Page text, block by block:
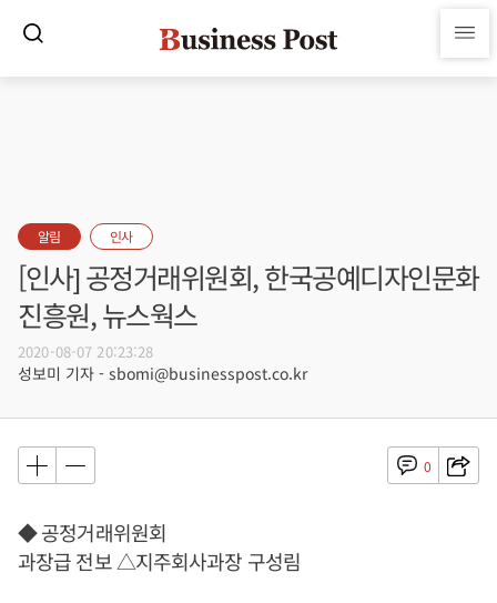
알림 인사
[인사] 공정거래위원회, 한국공예디자인문화
진흥원, 뉴스웍스
2020-08-07 20:23:28
성보미 기자 - sbomi@businesspost.co.kr
0
◆ 공정거래위원회
과장급 전보 △지주회사과장 구성림